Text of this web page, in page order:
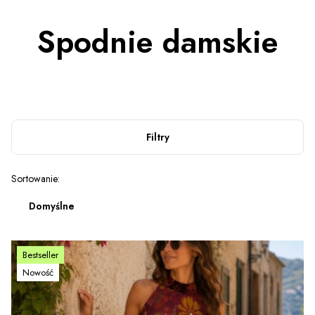
Spodnie damskie
Filtry
Lista produktów
Sortowanie:
Domyślne
Bestseller
Nowość